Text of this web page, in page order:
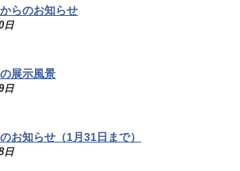
らのお知らせ
日
展示風景
日
お知らせ（1月31日まで）
日